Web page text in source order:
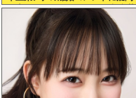
の声… シャンパンタワーの超豪華
式も結婚生活は4年半で終止符